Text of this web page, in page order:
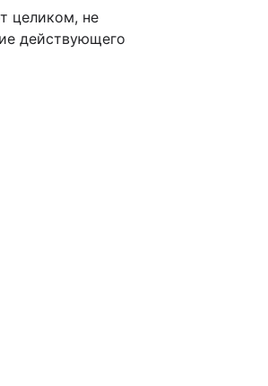
целиком, не
действующего